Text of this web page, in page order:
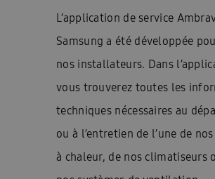
L’application de service
Samsung a été développée
nos installateurs. Dans
vous trouverez toutes les
techniques nécessaires au
ou à l’entretien de l’une de
à chaleur, de nos climatiseurs